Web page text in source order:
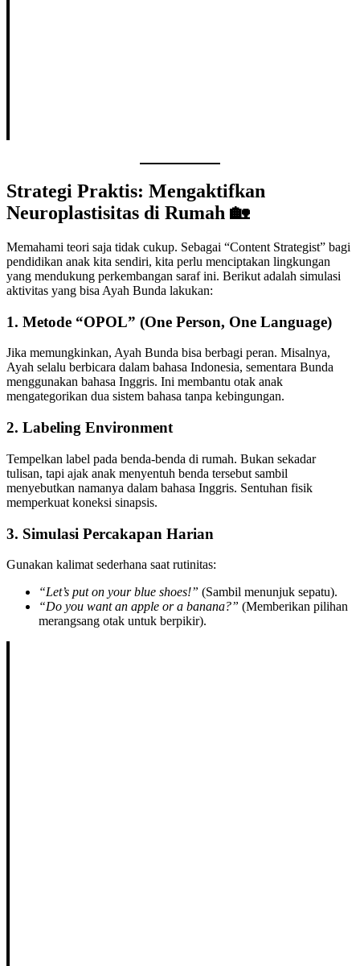
Strategi Praktis: Mengaktifkan
Neuroplastisitas di Rumah 🏡
Memahami teori saja tidak cukup. Sebagai “Content Strategist” bagi
pendidikan anak kita sendiri, kita perlu menciptakan lingkungan
yang mendukung perkembangan saraf ini. Berikut adalah simulasi
aktivitas yang bisa Ayah Bunda lakukan:
1. Metode “OPOL” (One Person, One Language)
Jika memungkinkan, Ayah Bunda bisa berbagi peran. Misalnya,
Ayah selalu berbicara dalam bahasa Indonesia, sementara Bunda
menggunakan bahasa Inggris. Ini membantu otak anak
mengategorikan dua sistem bahasa tanpa kebingungan.
2. Labeling Environment
Tempelkan label pada benda-benda di rumah. Bukan sekadar
tulisan, tapi ajak anak menyentuh benda tersebut sambil
menyebutkan namanya dalam bahasa Inggris. Sentuhan fisik
memperkuat koneksi sinapsis.
3. Simulasi Percakapan Harian
Gunakan kalimat sederhana saat rutinitas:
“Let’s put on your blue shoes!” (Sambil menunjuk sepatu).
“Do you want an apple or a banana?” (Memberikan pilihan
merangsang otak untuk berpikir).